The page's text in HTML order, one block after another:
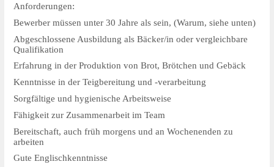
Anforderungen:
Bewerber müssen unter 30 Jahre als sein, (Warum, siehe unten)
Abgeschlossene Ausbildung als Bäcker/in oder vergleichbare
Qualifikation
Erfahrung in der Produktion von Brot, Brötchen und Gebäck
Kenntnisse in der Teigbereitung und -verarbeitung
Sorgfältige und hygienische Arbeitsweise
Fähigkeit zur Zusammenarbeit im Team
Bereitschaft, auch früh morgens und an Wochenenden zu
arbeiten
Gute Englischkenntnisse